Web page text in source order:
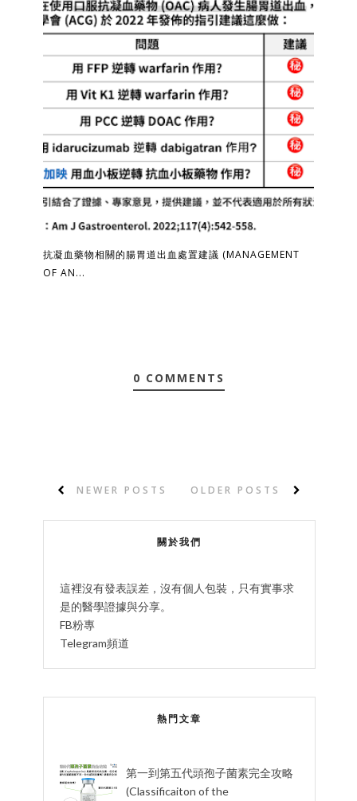
抗凝血藥物相關的腸胃道出血處置建議 (MANAGEMENT
OF AN...
0 COMMENTS
NEWER POSTS OLDER POSTS
關於我們
這裡沒有發表誤差，沒有個人包裝，只有實事求
是的醫學證據與分享。
FB粉專
Telegram頻道
熱門文章
第一到第五代頭孢子菌素完全攻略
(Classificaiton of the